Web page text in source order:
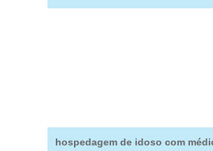
hospedagem de idoso com